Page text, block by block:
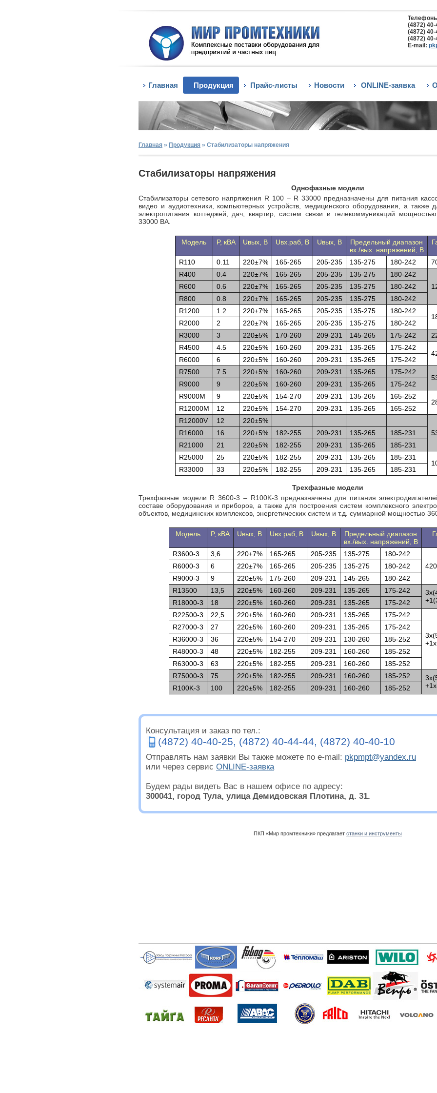
(4872) 40-
(4872) 40-
(4872) 40-
E-mail:
Главная Продукция Прайс-листы Новости ONLINE-заявка
Главная » Продукция » Стабилизаторы напряжения
Стабилизаторы напряжения
Однофазные модели
Стабилизаторы сетевого напряжения R 100 – R 33000 предназначены для питания
видео и аудиотехники, компьютерных устройств, медицинского оборудования, а также
электропитания коттеджей, дач, квартир, систем связи и телекоммуникаций
33000 ВА.
Модель P, кВА Uвых, В Uвх.раб, В Uвых, В
Предельный диапазон
вх./вых. напряжений, В
R110 0.11 220±7% 165-265 205-235 135-275 180-242
R400
0.4 220±7% 165-265 205-235 135-275
180-242
R600 0.6 220±7% 165-265 205-235 135-275
180-242
R800
0.8 220±7% 165-265 205-235 135-275
180-242
R1200
1.2 220±7% 165-265 205-235 135-275 180-242
R2000
2 220±7% 165-265 205-235 135-275
180-242
R3000
3 220±5% 170-260 209-231 145-265 175-242
R4500
4.5 220±5% 160-260 209-231 135-265 175-242
R6000
6 220±5% 160-260 209-231 135-265
175-242
R7500
7.5 220±5% 160-260 209-231 135-265 175-242
R9000
9 220±5% 160-260 209-231 135-265
175-242
R9000M
9 220±5% 154-270 209-231 135-265 165-252
R12000M
12 220±5% 154-270 209-231 135-265
165-252
R12000V
12
220±5%
R16000 16 220±5% 182-255 209-231 135-265
185-231
R21000
21 220±5% 182-255 209-231 135-265
185-231
R25000
25 220±5% 182-255 209-231 135-265 185-231
R33000
33 220±5% 182-255 209-231 135-265 185-231
Трехфазные модели
Трехфазные модели R 3600-3 – R100K-3 предназначены для питания
составе оборудования и приборов, а также для построения систем комплексного
объектов, медицинских комплексов, энергетических систем и т.д. суммарной мощностью
Модель P, кВА Uвых, В Uвх.раб, В Uвых, В
Предельный диапазон
вх./вых. напряжений, В
R3600-3 3,6 220±7% 165-265 205-235 135-275
180-242
R6000-3 6 220±7% 165-265 205-235 135-275
180-242
R9000-3
9 220±5% 175-260 209-231 145-265
180-242
R13500
13,5 220±5% 160-260 209-231 135-265 175-242
R18000-3 18 220±5% 160-260 209-231 135-265
175-242
R22500-3
22,5 220±5% 160-260 209-231 135-265 175-242
R27000-3 27 220±5% 160-260 209-231 135-265
175-242
R36000-3
36 220±5% 154-270 209-231 130-260
185-252
R48000-3
48 220±5% 182-255 209-231 160-260
185-252
R63000-3
63 220±5% 182-255 209-231 160-260
185-252
R75000-3
75 220±5% 182-255 209-231 160-260 185-252
R100K-3 100 220±5% 182-255 209-231 160-260 185-252
Консультация и заказ по тел.:
(4872) 40-40-25, (4872) 40-44-44, (4872) 40-40-10
Отправлять нам заявки Вы также можете по e-mail: pkpmpt@yandex.ru
или через сервис ONLINE-заявка
Будем рады видеть Вас в нашем офисе по адресу:
300041, город Тула, улица Демидовская Плотина, д. 31.
ПКП «Мир промтехники» предлагает станки и инструменты